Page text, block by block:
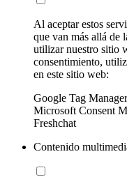
Al aceptar estos
que van más allá de
utilizar nuestro sitio
consentimiento,
en este sitio web:
Google Tag
Microsoft Consent
Freshchat
Contenido